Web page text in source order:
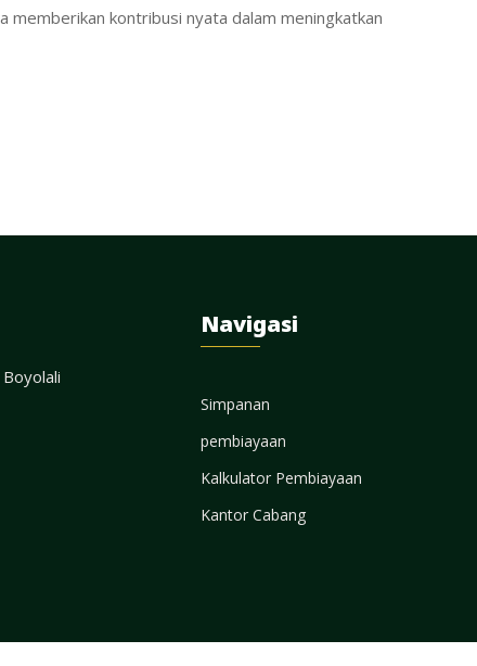
kontribusi nyata dalam meningkatkan
Navigasi
Simpanan
pembiayaan
Kalkulator Pembiayaan
Kantor Cabang